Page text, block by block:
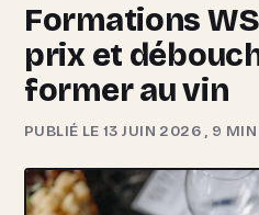
Formations
prix et
former au vin
PUBLIÉ LE 13 JUIN 2026 , 9 MIN